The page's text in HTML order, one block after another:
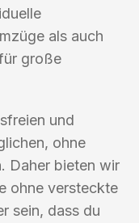
als auch
große
und
ohne
Daher bieten wir
ohne versteckte
sein, dass du